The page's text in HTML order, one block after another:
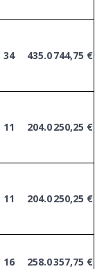
34 435.0744,75 €
11 204.0250,25 €
11 204.0250,25 €
16 258.0357,75 €